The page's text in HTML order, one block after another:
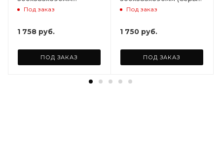
(Светло-бежевый)
Под заказ
1 758 руб.
ПОД ЗАКАЗ
ARD258086
Под заказ
1 750 руб.
ПОД ЗАКАЗ